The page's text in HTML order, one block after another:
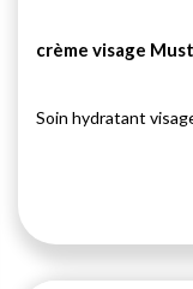
crème visage
Soin hydratant